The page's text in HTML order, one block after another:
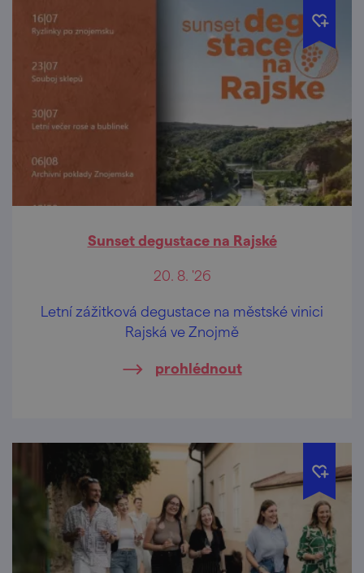
Sunset degustace na Rajské
20. 8. '26
Letní zážitková degustace na městské vinici
Rajská ve Znojmě
prohlédnout